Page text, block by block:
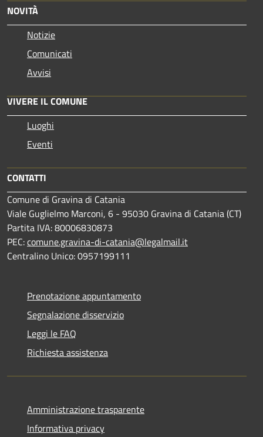
NOVITÀ
Notizie
Comunicati
Avvisi
VIVERE IL COMUNE
Luoghi
Eventi
CONTATTI
Comune di Gravina di Catania
Viale Guglielmo Marconi, 6 - 95030 Gravina di Catania (CT)
Partita IVA: 80006830873
PEC:comune.gravina-di-catania@legalmail.it
Centralino Unico: 0957199111
Prenotazione appuntamento
Segnalazione disservizio
Leggi le FAQ
Richiesta assistenza
Amministrazione trasparente
Informativa privacy